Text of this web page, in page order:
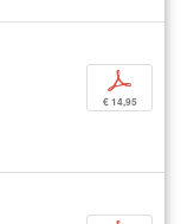
p
€ 14,95